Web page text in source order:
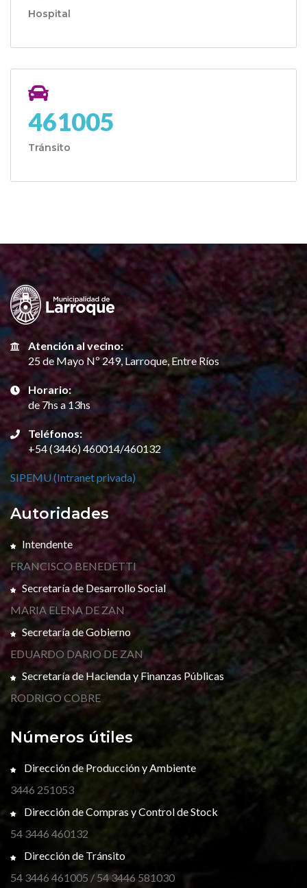
Hospital
461005
Tránsito
Atención al vecino:
25 de Mayo Nº 249, Larroque, Entre Ríos
Horario:
de 7hs a 13hs
Teléfonos:
+54 (3446) 460014/460132
SIPEMU (Intranet privada)
Autoridades
Intendente
FRANCISCO BENEDETTI
Secretaría de Desarrollo Social
MARIA ELENA DE ZAN
Secretaría de Gobierno
EDUARDO DARIO DE ZAN
Secretaría de Hacienda y Finanzas Públicas
RODRIGO COBRE
Números útiles
Dirección de Producción y Ambiente
3446 251053
Dirección de Compras y Control de Stock
54 3446 460132
Dirección de Tránsito
54 3446 461005 / 54 3446 581030